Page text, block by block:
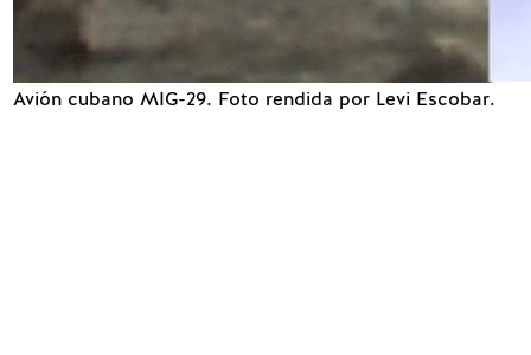
Avión cubano MIG-29. Foto rendida por Levi Escobar.